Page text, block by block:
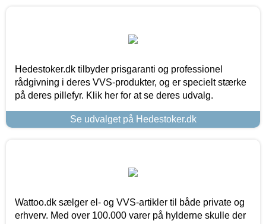
Hedestoker.dk tilbyder prisgaranti og professionel
rådgivning i deres VVS-produkter, og er specielt stærke
på deres pillefyr. Klik her for at se deres udvalg.
Se udvalget på Hedestoker.dk
Wattoo.dk sælger el- og VVS-artikler til både private og
erhverv. Med over 100.000 varer på hylderne skulle der